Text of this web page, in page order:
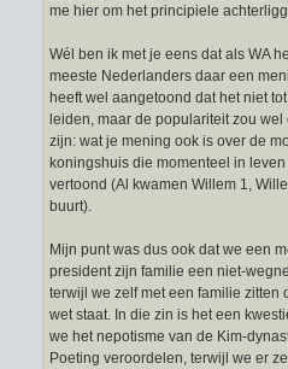
me hier om het principiele
Wél ben ik met je eens dat als WA
meeste Nederlanders daar een
heeft wel aangetoond dat het niet
leiden, maar de populariteit zou
zijn: wat je mening ook is over de
koningshuis die momenteel in
vertoond (Al kwamen Willem 1,
buurt).
Mijn punt was dus ook dat we een
president zijn familie een niet-
terwijl we zelf met een familie
wet staat. In die zin is het een
we het nepotisme van de Kim-
Poeting veroordelen, terwijl we er